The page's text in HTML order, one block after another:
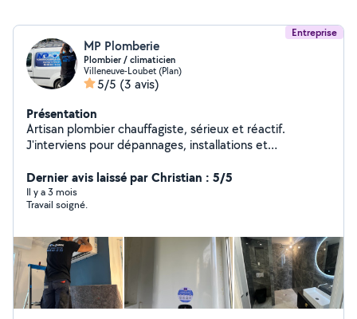
Entreprise
MP Plomberie
Plombier / climaticien
Villeneuve-Loubet (Plan)
5/5 (3 avis)
Présentation
Artisan plombier chauffagiste, sérieux et réactif.
J'interviens pour dépannages, installations et
Travail soigné, devis clair, intervention rapide.
Dernier avis laissé par Christian : 5/5
Il y a 3 mois
Travail soigné.